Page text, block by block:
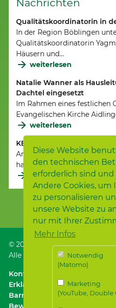
Diese Website
den technischen
erforderlich sind
Andere Cookies, um
zu personalisieren
unsere Website zu
nur mit Ihrer
Mehr Infos
Notwendig
(Matomo)
Marketing
(YouTube, Double
Nachrichten
Qualitätskoordinatorin in
In der Region Böblingen
Qualitätskoordinatorin
Häusern und…
weiterlesen
Natalie Wanner als
Dachtel eingesetzt
Im Rahmen eines festlichen
Evangelischen Kirche
weiterlesen
KESS-Kurs erfolgreich
Andrea Lück, Mitarbeiterin
hat vergangene Woche ihren
weiterlesen
© 2026 Samariterstiftung,
Alle Rechte vorbehalten.
Kontakt
Erklärung zur
Barrierefreiheit｜
Bewerber*innen